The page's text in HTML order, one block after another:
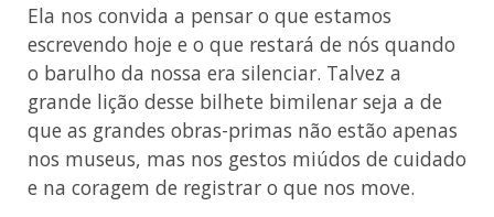
Ela nos convida a pensar o que estamos
escrevendo hoje e o que restará de nós quando
o barulho da nossa era silenciar. Talvez a
grande lição desse bilhete bimilenar seja a de
que as grandes obras-primas não estão apenas
nos museus, mas nos gestos miúdos de cuidado
e na coragem de registrar o que nos move.